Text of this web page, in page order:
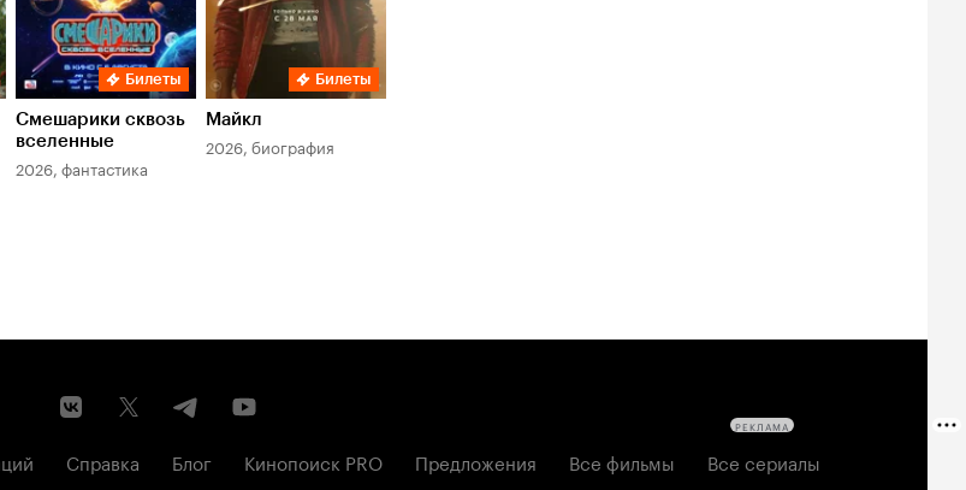
Билеты
Смешарики сквозь
вселенные
2026, фантастика
Билеты
Майкл
2026, биография
Справка Блог Кинопоиск PRO Предложения Все фильмы
Все сериалы
РЕКЛАМА